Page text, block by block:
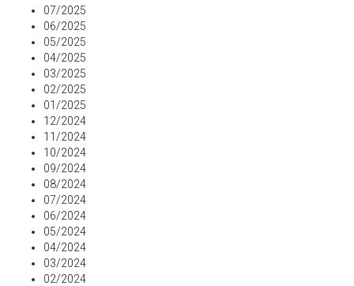
07/2025
06/2025
05/2025
04/2025
03/2025
02/2025
01/2025
12/2024
11/2024
10/2024
09/2024
08/2024
07/2024
06/2024
05/2024
04/2024
03/2024
02/2024